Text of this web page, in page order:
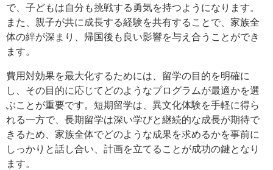
で、子どもは自分も挑戦する勇気を持つようになります。
また、親子が共に成長する経験を共有することで、家族全
体の絆が深まり、帰国後も良い影響を与え合うことができ
ます。
費用対効果を最大化するためには、留学の目的を明確に
し、その目的に応じてどのようなプログラムが最適かを選
ぶことが重要です。短期留学は、異文化体験を手軽に得ら
れる一方で、長期留学は深い学びと継続的な成長が期待で
きるため、家族全体でどのような成果を求めるかを事前に
しっかりと話し合い、計画を立てることが成功の鍵となり
ます。